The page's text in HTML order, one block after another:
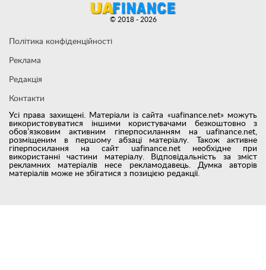
Усі права захищені. Матеріали із сайта «uafinance.net» можуть
використовуватися іншими користувачами безкоштовно з
обов’язковим активним гіперпосиланням на uafinance.net,
розміщеним в першому абзаці матеріалу. Також активне
гіперпосилання на сайт uafinance.net необхідне при
використанні частини матеріалу. Відповідальність за зміст
рекламних матеріалів несе рекламодавець. Думка авторів
матеріалів може не збігатися з позицією редакції.
Політика конфіденційності
Реклама
Редакція
Контакти
© 2018 - 2026